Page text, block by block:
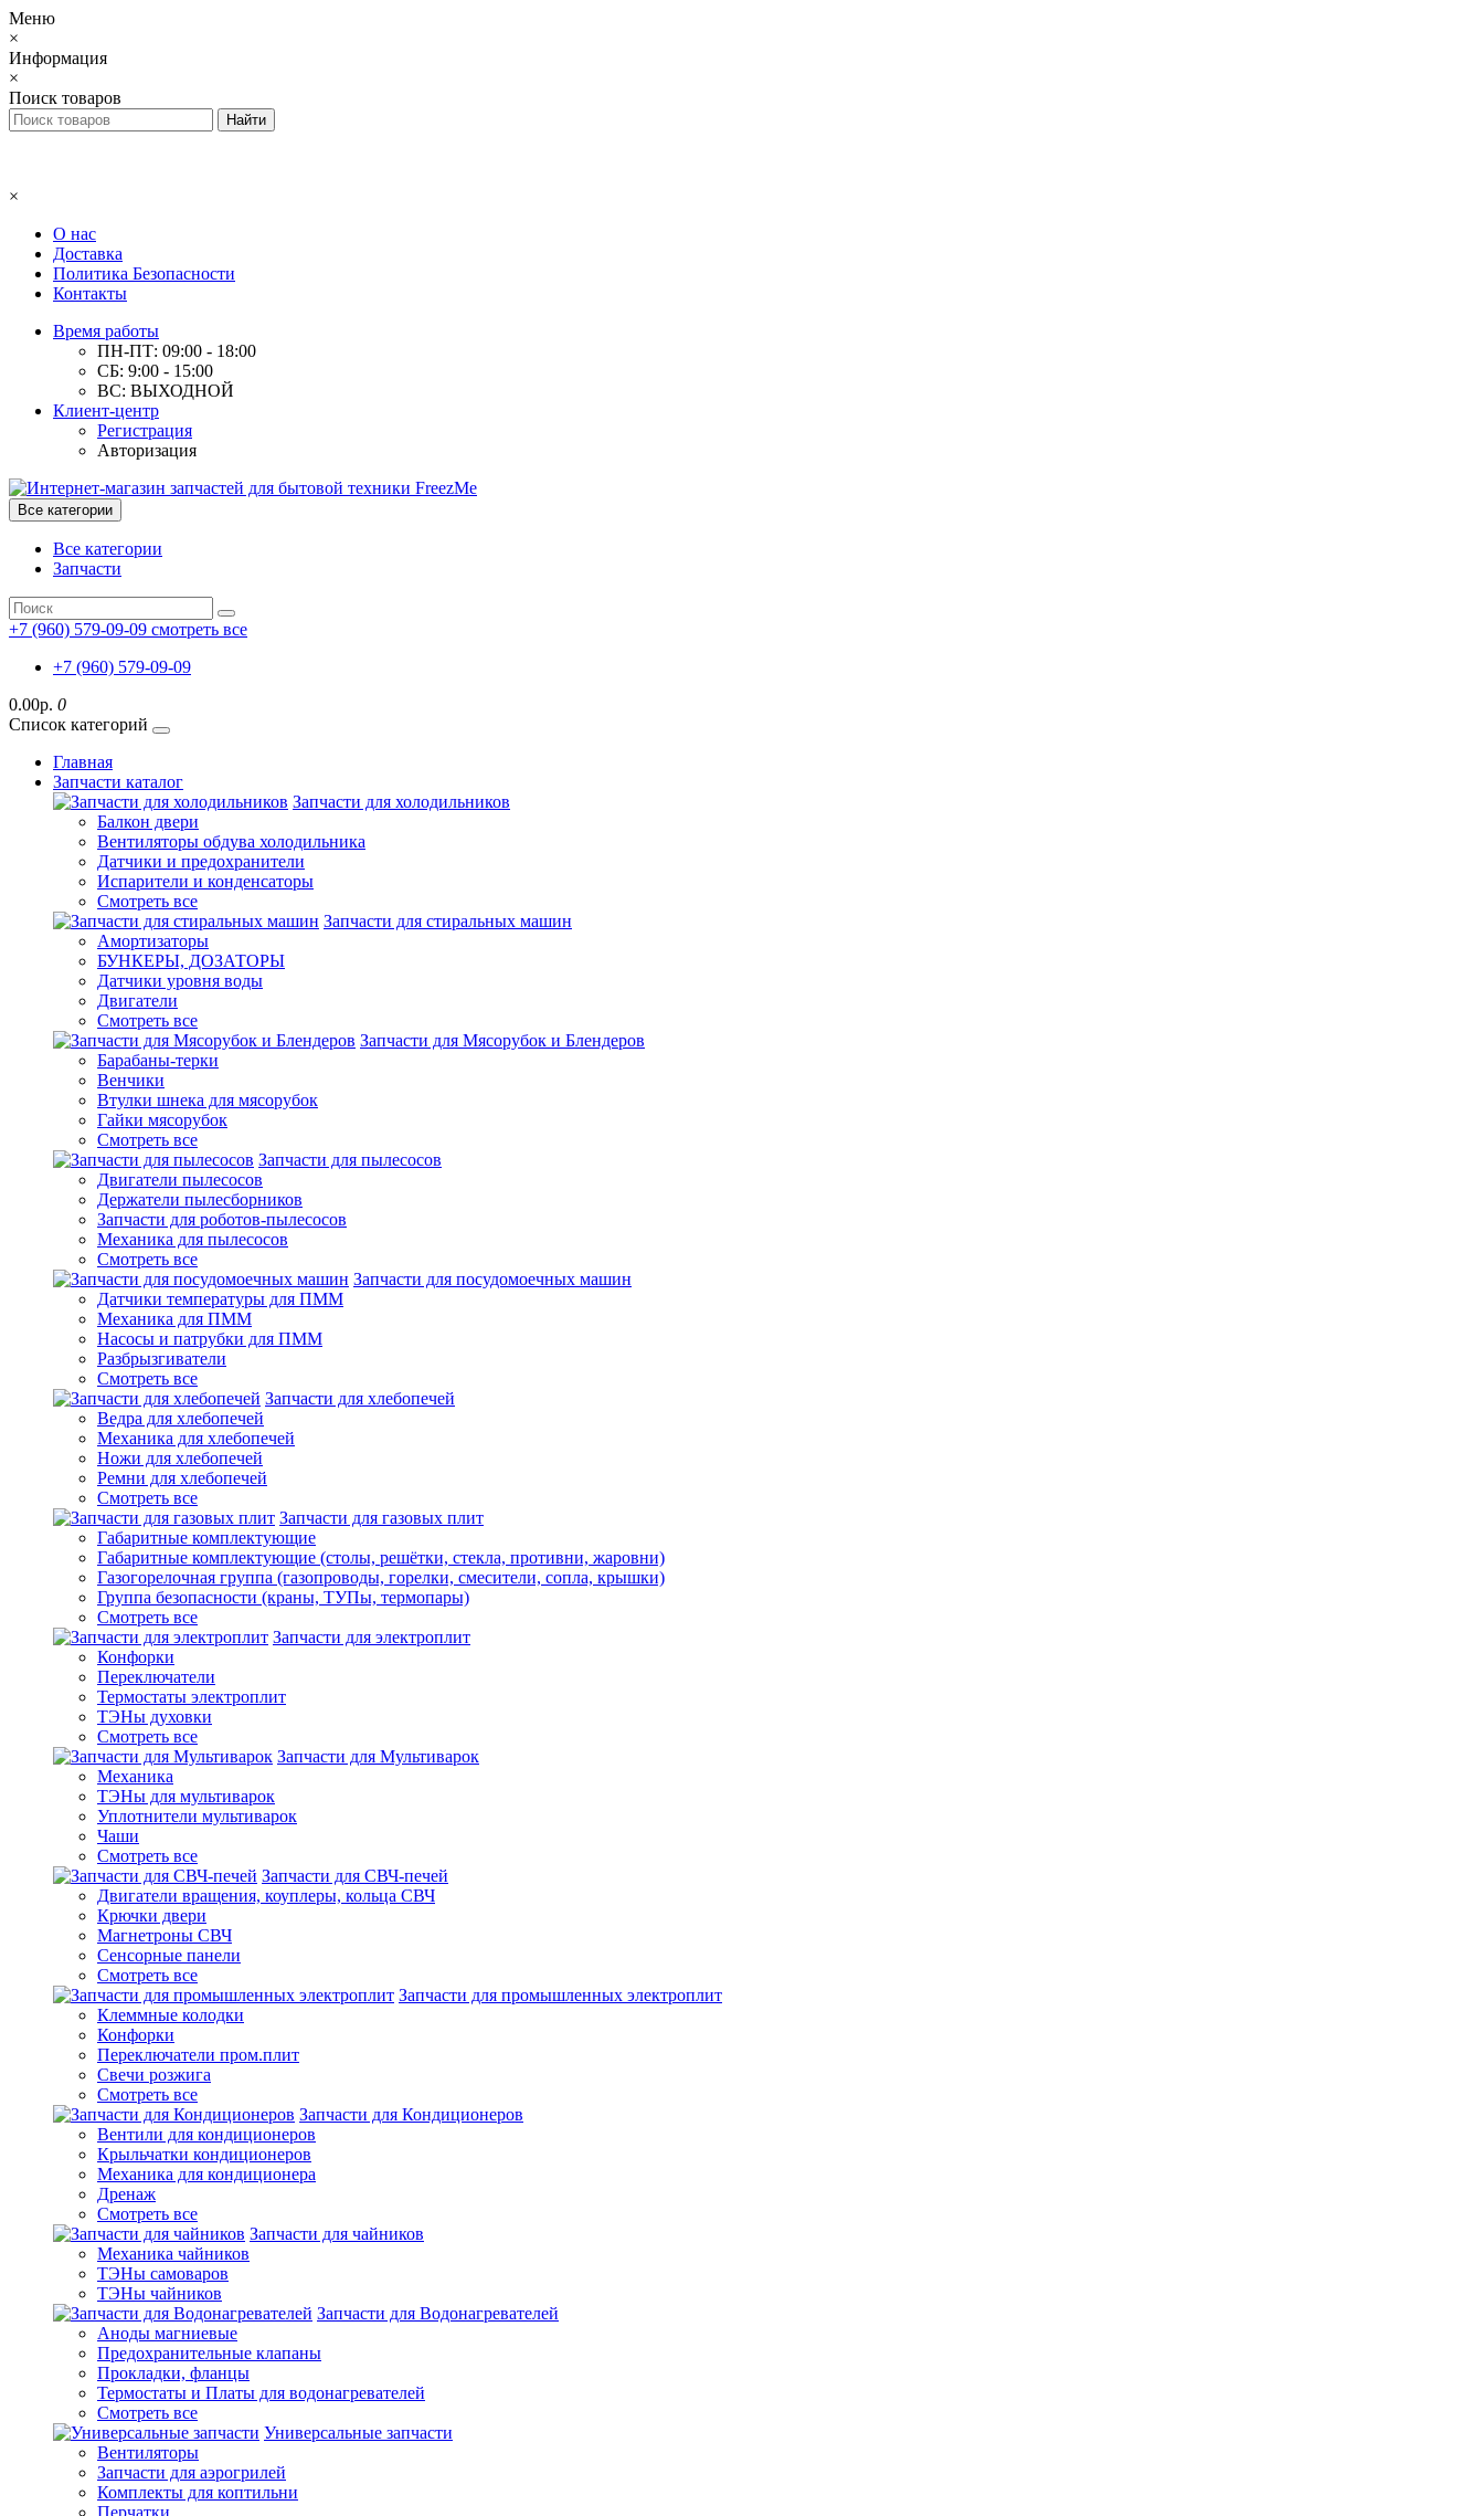
Меню
×
Информация
×
Поиск товаров
×
О нас
Доставка
Политика Безопасности
Контакты
Время работы
ПН-ПТ: 09:00 - 18:00
СБ: 9:00 - 15:00
ВС: ВЫХОДНОЙ
Клиент-центр
Регистрация
Авторизация
Все категории
Все категории
Запчасти
+7 (960) 579-09-09 смотреть все
+7 (960) 579-09-09
0.00р. 0
Список категорий
Главная
Запчасти каталог
Запчасти для холодильников
Балкон двери
Вентиляторы обдува холодильника
Датчики и предохранители
Испарители и конденсаторы
Смотреть все
Запчасти для стиральных машин
Амортизаторы
БУНКЕРЫ, ДОЗАТОРЫ
Датчики уровня воды
Двигатели
Смотреть все
Запчасти для Мясорубок и Блендеров
Барабаны-терки
Венчики
Втулки шнека для мясорубок
Гайки мясорубок
Смотреть все
Запчасти для пылесосов
Двигатели пылесосов
Держатели пылесборников
Запчасти для роботов-пылесосов
Механика для пылесосов
Смотреть все
Запчасти для посудомоечных машин
Датчики температуры для ПММ
Механика для ПММ
Насосы и патрубки для ПММ
Разбрызгиватели
Смотреть все
Запчасти для хлебопечей
Ведра для хлебопечей
Механика для хлебопечей
Ножи для хлебопечей
Ремни для хлебопечей
Смотреть все
Запчасти для газовых плит
Габаритные комплектующие
Габаритные комплектующие (столы, решётки, стекла, противни, жаровни)
Газогорелочная группа (газопроводы, горелки, смесители, сопла, крышки)
Группа безопасности (краны, ТУПы, термопары)
Смотреть все
Запчасти для электроплит
Конфорки
Переключатели
Термостаты электроплит
ТЭНы духовки
Смотреть все
Запчасти для Мультиварок
Механика
ТЭНы для мультиварок
Уплотнители мультиварок
Чаши
Смотреть все
Запчасти для СВЧ-печей
Двигатели вращения, коуплеры, кольца СВЧ
Крючки двери
Магнетроны СВЧ
Сенсорные панели
Смотреть все
Запчасти для промышленных электроплит
Клеммные колодки
Конфорки
Переключатели пром.плит
Свечи розжига
Смотреть все
Запчасти для Кондиционеров
Вентили для кондиционеров
Крыльчатки кондиционеров
Механика для кондиционера
Дренаж
Смотреть все
Запчасти для чайников
Механика чайников
ТЭНы самоваров
ТЭНы чайников
Запчасти для Водонагревателей
Аноды магниевые
Предохранительные клапаны
Прокладки, фланцы
Термостаты и Платы для водонагревателей
Смотреть все
Универсальные запчасти
Вентиляторы
Запчасти для аэрогрилей
Комплекты для коптильни
Перчатки